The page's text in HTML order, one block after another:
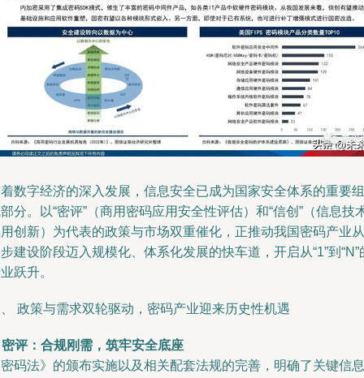
数字经济的深入发展，信息安全已成为国家安全体系的重要组
分。以“密评”（商用密码应用安全性评估）和“信创”（信息技
创新）为代表的政策与市场双重催化，正推动我国密码产业从
建设阶段迈入规模化、体系化发展的快车道，开启从“1”到“N”
跃升。
政策与需求双轮驱动，密码产业迎来历史性机遇
密评：合规刚需，筑牢安全底座
码法》的颁布实施以及相关配套法规的完善，明确了关键信息